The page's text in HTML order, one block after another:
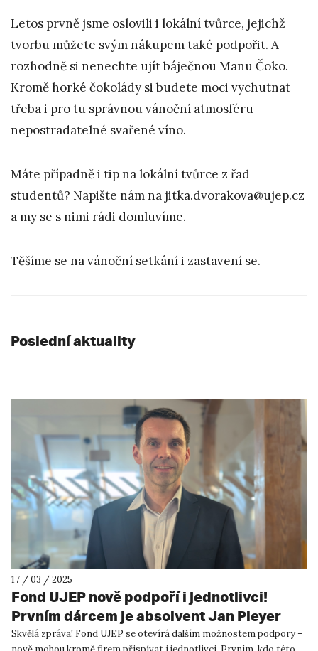
Letos prvně jsme oslovili i lokální tvůrce, jejichž
tvorbu můžete svým nákupem také podpořit. A
rozhodně si nenechte ujít báječnou Manu Čoko.
Kromě horké čokolády si budete moci vychutnat
třeba i pro tu správnou vánoční atmosféru
nepostradatelné svařené víno.
Máte případně i tip na lokální tvůrce z řad
studentů? Napište nám na jitka.dvorakova@ujep.cz
a my se s nimi rádi domluvíme.
Těšíme se na vánoční setkání i zastavení se.
Poslední aktuality
17 / 03 / 2025
Fond UJEP nově podpoří i jednotlivci!
Prvním dárcem je absolvent Jan Pleyer
Skvělá zpráva! Fond UJEP se otevírá dalším možnostem podpory –